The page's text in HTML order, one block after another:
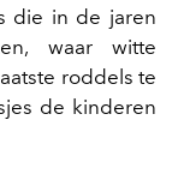
die in de jaren
waar witte
roddels te
de kinderen